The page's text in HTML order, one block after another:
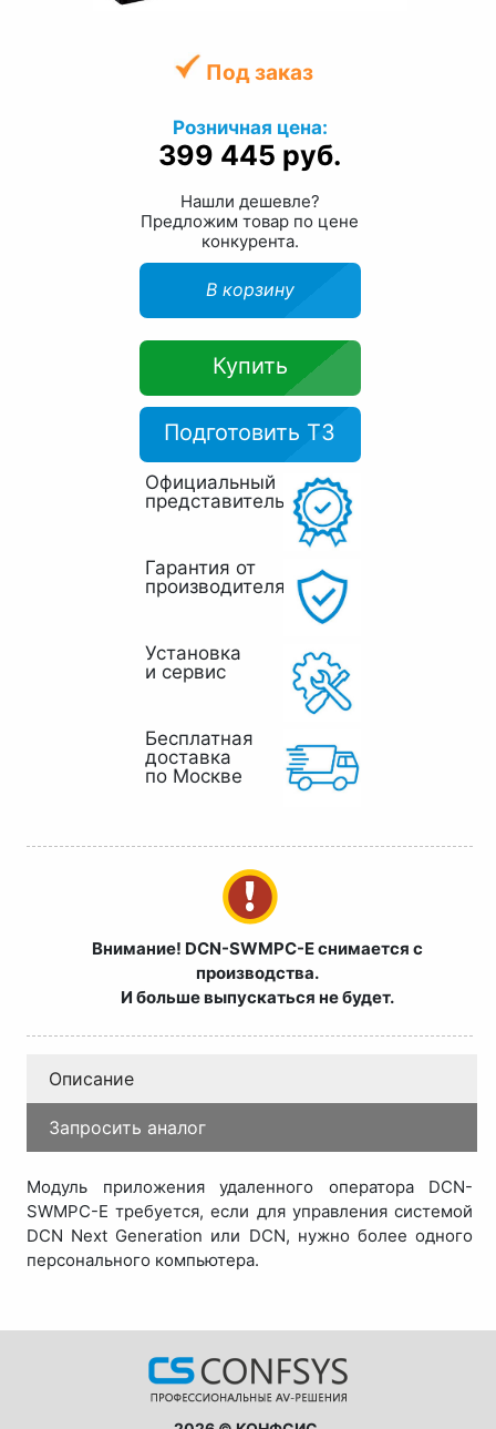
Под заказ
Розничная цена:
399 445 руб.
Нашли дешевле?
Предложим товар по цене
конкурента.
В корзину
Купить
Подготовить ТЗ
Официальный
представитель
Гарантия от
производителя
Установка
и сервис
Бесплатная
доставка
по Москве
Внимание! DCN-SWMPC-E снимается с
производства.
И больше выпускаться не будет.
Описание
Запросить аналог
Модуль приложения удаленного оператора DCN-
SWMPC-E требуется, если для управления системой
DCN Next Generation или DCN, нужно более одного
персонального компьютера.